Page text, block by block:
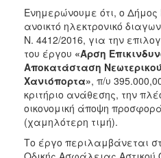
Επιτροπή
Πράσινο
Ταμείο
ΕΣΠΑ
&
ΠΕΠ
2007-
2013
Ενημερώνουμε ότι, ο Δήμος
ανοικτό ηλεκτρονικό
Ν. 4412/2016, για την
του έργου «Άρση
Αποκατάσταση
Χανιόπορτα», π/υ
κριτήριο ανάθεσης, την
οικονομική άποψη
(χαμηλότερη τιμή).
Το έργο περιλαμβάνεται